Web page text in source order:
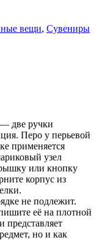
вещи, Сувениры
две ручки
Перо у перьевой
применяется
узел
или кнопку
корпус из
не подлежит.
её на плотной
представляет
но и как